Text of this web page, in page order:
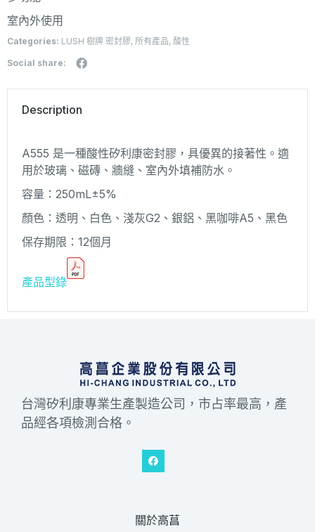
室內外使用
Categories: LUSH 樹牌 密封膠, 所有產品, 酸性
Social share:
Description
A555 是一種酸性矽利康密封膠，具優異的接著性。適
用於玻璃、磁磚、牆縫、室內外填補防水。
容量：250mL±5%
顏色：透明、白色、淺灰G2、銀鋁、黑咖啡A5、黑色
保存期限：12個月
產品型錄
台灣矽利康專業生產製造公司，市占率最高，產
品經各項檢測合格。
關於高菖